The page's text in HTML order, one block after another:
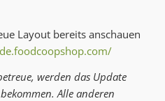
Layout bereits anschauen
werden das Update
Alle anderen